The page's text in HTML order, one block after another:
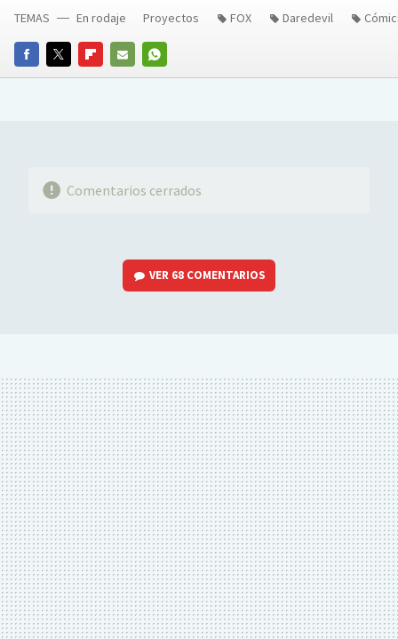
FACEBOOKTWITTERFLIPBOARD
E-
WHATSAPP
TEMAS En rodaje Proyectos FOX Daredevil
Comentarios cerrados
VER 68 COMENTARIOS